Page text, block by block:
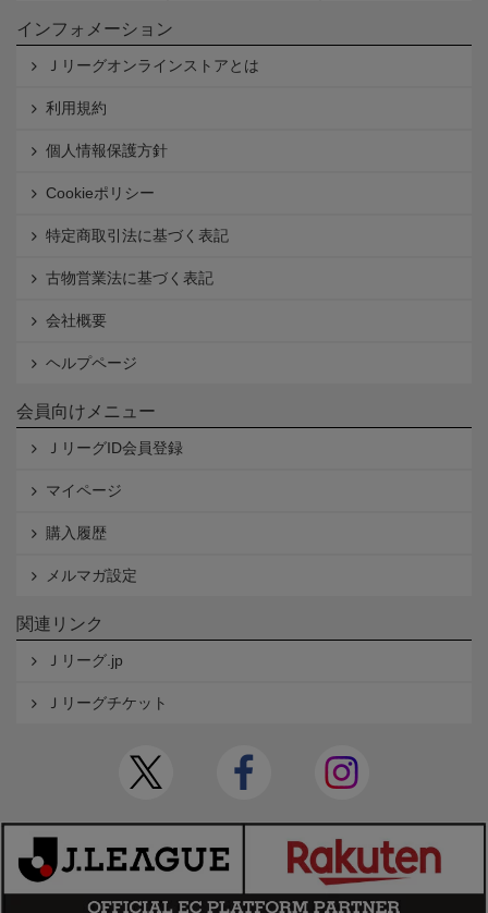
インフォメーション
Ｊリーグオンラインストアとは
利用規約
個人情報保護方針
Cookieポリシー
特定商取引法に基づく表記
古物営業法に基づく表記
会社概要
ヘルプページ
会員向けメニュー
ＪリーグID会員登録
マイページ
購入履歴
メルマガ設定
関連リンク
Ｊリーグ.jp
Ｊリーグチケット